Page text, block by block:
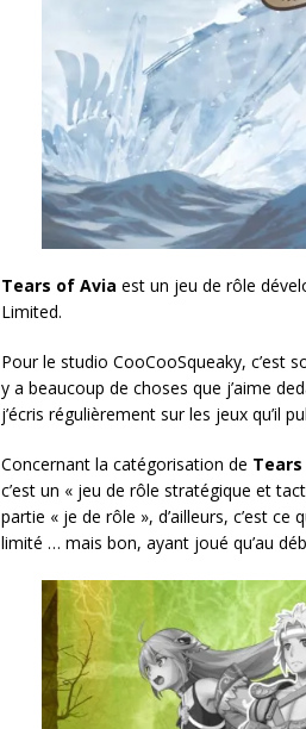
Tears of Avia est un jeu de rôle
Limited.
Pour le studio CooCooSqueaky, c’est
y a beaucoup de choses que j’aime
j’écris régulièrement sur les jeux qu’il
Concernant la catégorisation de
c’est un « jeu de rôle stratégique et
partie « je de rôle », d’ailleurs, c’est
limité … mais bon, ayant joué qu’au